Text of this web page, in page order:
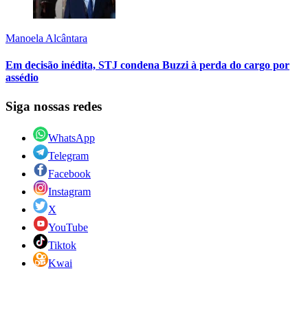
Manoela Alcântara
Em decisão inédita, STJ condena Buzzi à perda do cargo por
assédio
Siga nossas redes
WhatsApp
Telegram
Facebook
Instagram
X
YouTube
Tiktok
Kwai